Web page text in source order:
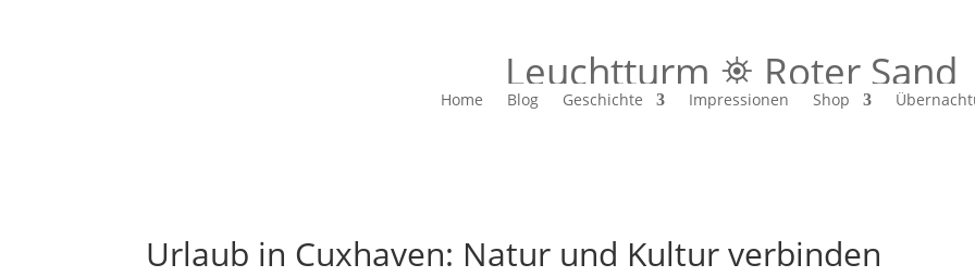
Leuchtturm ⛯ Roter Sand
Home Blog Geschichte Impressionen Shop
Urlaub in Cuxhaven: Natur und Kultur verbinden